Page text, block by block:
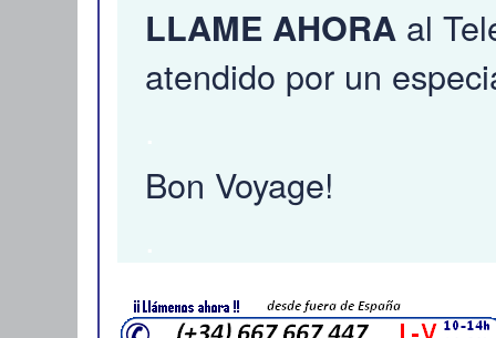
LLAME AHORA al
atendido por un
Bon Voyage!